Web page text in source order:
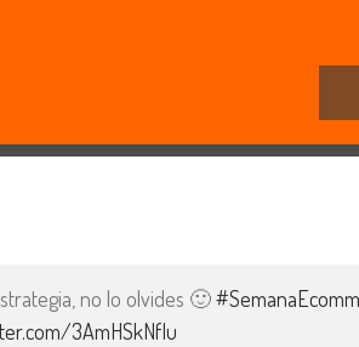
no lo olvides 🙂
3AmHSkNfIu